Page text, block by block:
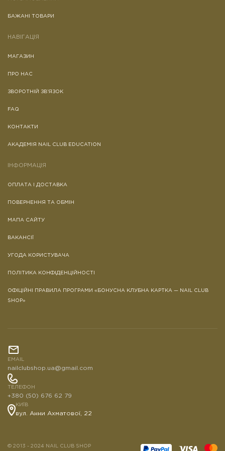
непереносимість до будь-якого з
Acrylates Copolymer, Acetyl Tributyl Citrate.
Повний склад продукту зазначений на етикетці.
БАЖАНІ ТОВАРИ
НАВІГАЦІЯ
МАГАЗИН
ПРО НАС
ЗВОРОТНІЙ ЗВ’ЯЗОК
FAQ
КОНТАКТИ
АКАДЕМІЯ NAIL CLUB EDUCATION
ІНФОРМАЦІЯ
ОПЛАТА І ДОСТАВКА
ПОВЕРНЕННЯ ТА ОБМІН
МАПА САЙТУ
ВАКАНСІЇ
УГОДА КОРИСТУВАЧА
ПОЛІТИКА КОНФІДЕНЦІЙНОСТІ
ОФІЦІЙНІ ПРАВИЛА ПРОГРАМИ «БОНУСНА КЛУБНА КАРТКА — NAIL CLUB
SHOP»
EMAIL
nailclubshop.ua@gmail.com
ТЕЛЕФОН
+380 (50) 676 62 79
КИЇВ
вул. Анни Ахматової, 22
© 2013 - 2024 NAIL CLUB SHOP